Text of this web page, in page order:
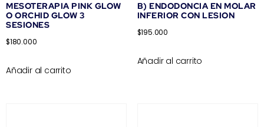
MESOTERAPIA PINK GLOW
O ORCHID GLOW 3
SESIONES
$180.000
Añadir al carrito
B) ENDODONCIA EN MOLAR
INFERIOR CON LESION
$195.000
Añadir al carrito